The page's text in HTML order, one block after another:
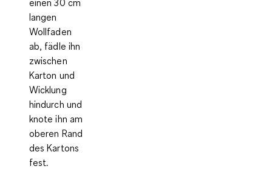
langen
Wollfaden
ab, fädle ihn
zwischen
Karton und
Wicklung
hindurch und
knote ihn am
oberen Rand
des Kartons
fest.